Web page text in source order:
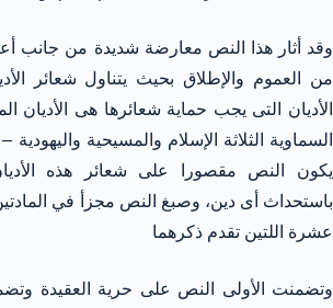
وقد أثار هذا النص معارضة شديدة من جانب
من العموم والإطلاق بحيث يتناول شعائر
الأديان التى يجب حماية شعائرها هى الأديان
السماوية الثلاثة الإسلام والمسيحية
يكون النص مقصورا على شعائر هذه
باستحداث أى دين، وصبغ النص مجزأ في المادتين
عشرة اللتين تقدم ذكرهما
وتضمنت الأولى النص على حرية العقيدة